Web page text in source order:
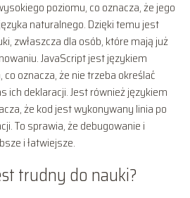
poziomu, co oznacza, że jego
naturalnego. Dzięki temu jest
zwłaszcza dla osób, które mają już
JavaScript jest językiem
oznacza, że nie trzeba określać
ich deklaracji. Jest również językiem
że kod jest wykonywany linia po
To sprawia, że debugowanie i
i łatwiejsze.
trudny do nauki?